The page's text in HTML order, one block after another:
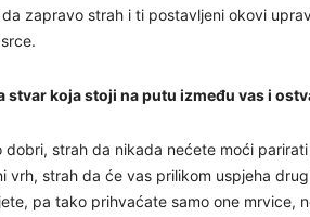
zapravo strah i ti postavljeni okovi
stvar koja stoji na putu između vas i
strah da nikada nećete moći
vrh, strah da će vas prilikom uspjeha
pa tako prihvaćate samo one mrvice,